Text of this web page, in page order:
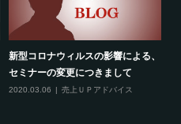
新型コロナウィルスの影響による、
セミナーの変更につきまして
2020.03.06 売上ＵＰアドバイス